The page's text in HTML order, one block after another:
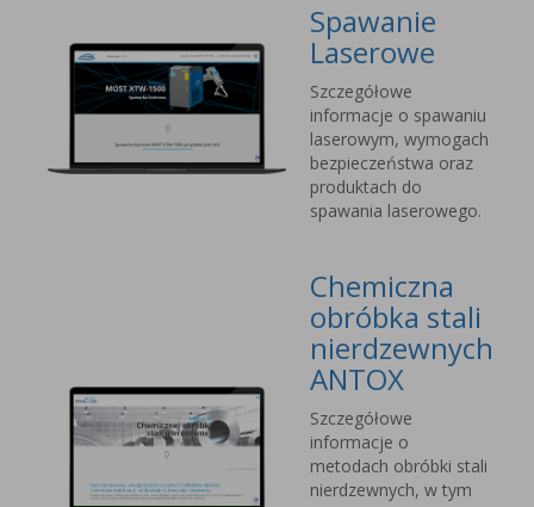
Spawanie
Laserowe
Szczegółowe
informacje o spawaniu
laserowym, wymogach
bezpieczeństwa oraz
produktach do
spawania laserowego.
Chemiczna
obróbka stali
nierdzewnych
ANTOX
Szczegółowe
informacje o
metodach obróbki stali
nierdzewnych, w tym